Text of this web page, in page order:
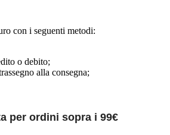
con i seguenti metodi:
o debito;
alla consegna;
per ordini sopra i 99€